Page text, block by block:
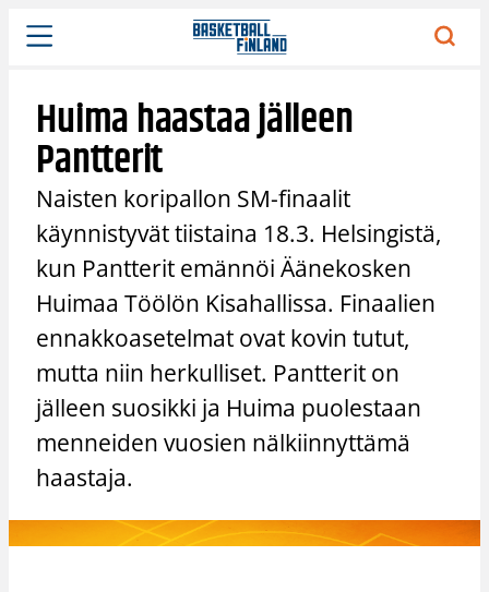
Siirry
sisältöön
Huima haastaa jälleen
Pantterit
Naisten koripallon SM-finaalit
käynnistyvät tiistaina 18.3. Helsingistä,
kun Pantterit emännöi Äänekosken
Huimaa Töölön Kisahallissa. Finaalien
ennakkoasetelmat ovat kovin tutut,
mutta niin herkulliset. Pantterit on
jälleen suosikki ja Huima puolestaan
menneiden vuosien nälkiinnyttämä
haastaja.